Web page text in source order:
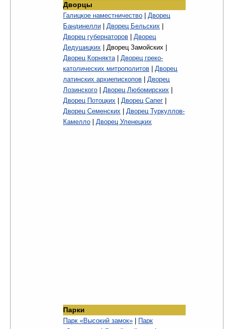
Дворцы
Галицкое наместничество
Дворец
Бандинелли
Дворец Бельских
Дворец губернаторов
Дворец
Дедушицких | Дворец Замойских |
Дворец Корнякта| Дворец греко-
католических митрополитов
Дворец
латинских архиепископов
Дворец
Лозинского
Дворец Любомирских
Дворец Потоцких
Дворец Сапег
Дворец Семенских
Дворец Туркуллов-
Камелло
Дворец Уленецких
Парки
Парк «Высокий замок»
Парк